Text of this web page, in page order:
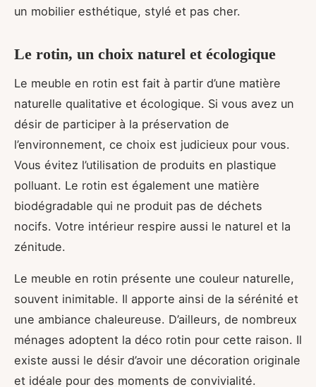
un mobilier esthétique, stylé et pas cher.
Le rotin, un choix naturel et écologique
Le meuble en rotin est fait à partir d’une matière
naturelle qualitative et écologique. Si vous avez un
désir de participer à la préservation de
l’environnement, ce choix est judicieux pour vous.
Vous évitez l’utilisation de produits en plastique
polluant. Le rotin est également une matière
biodégradable qui ne produit pas de déchets
nocifs. Votre intérieur respire aussi le naturel et la
zénitude.
Le meuble en rotin présente une couleur naturelle,
souvent inimitable. Il apporte ainsi de la sérénité et
une ambiance chaleureuse. D’ailleurs, de nombreux
ménages adoptent la déco rotin pour cette raison. Il
existe aussi le désir d’avoir une décoration originale
et idéale pour des moments de convivialité.